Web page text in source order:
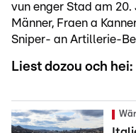
vun enger Stad am 20.
Männer, Fraen a
Sniper- an Artillerie-
Liest dozou och hei: